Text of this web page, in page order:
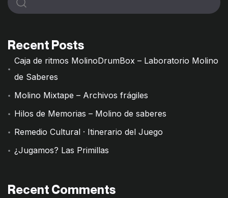
Recent Posts
Caja de ritmos MolinoDrumBox – Laboratorio Molino
de Saberes
Molino Mixtape – Archivos frágiles
Hilos de Memorias – Molino de saberes
Remedio Cultural · Itinerario del Juego
¿Jugamos? Las Primillas
Recent Comments